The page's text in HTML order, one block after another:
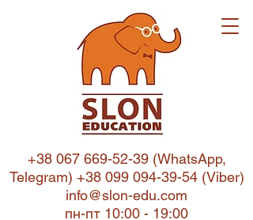
+38 067 669-52-39(WhatsApp,
Telegram) +38 099 094-39-54 (Viber)
info@slon-edu.com
пн-пт 10:00 - 19:00